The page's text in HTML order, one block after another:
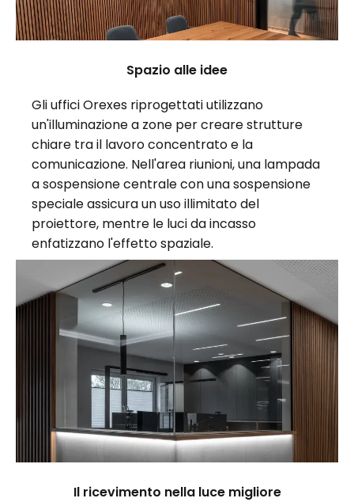
Spazio alle idee
Gli uffici Orexes riprogettati utilizzano
un'illuminazione a zone per creare strutture
chiare tra il lavoro concentrato e la
comunicazione. Nell'area riunioni, una lampada
a sospensione centrale con una sospensione
speciale assicura un uso illimitato del
proiettore, mentre le luci da incasso
enfatizzano l'effetto spaziale.
Il ricevimento nella luce migliore